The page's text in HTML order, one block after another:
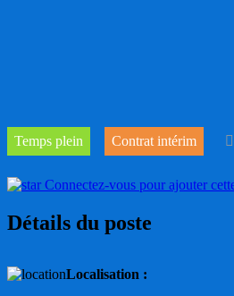
Temps plein
Contrat intérim
Connectez-vous pour ajouter
Détails du poste
Localisation :